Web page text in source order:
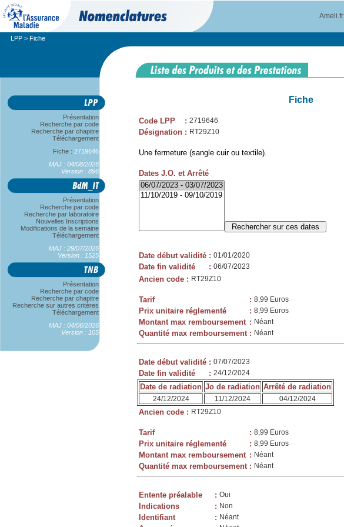
Ameli.fr
LPP > Fiche
Présentation
Recherche par code
Recherche par chapitre
Téléchargement
Fiche : 2719646
MAJ : 04/08/2026
Version : 896
Présentation
Recherche par code
Recherche par laboratoire
Nouvelles Inscriptions
Modifications de la semaine
Téléchargement
MAJ : 29/07/2026
Version : 1525
Présentation
Recherche par code
Recherche par chapitre
Recherche sur autres critères
Téléchargement
MAJ : 04/06/2026
Version : 105
Fiche
Code LPP : 2719646
Désignation : RT29Z10
Une fermeture (sangle cuir ou textile).
Dates J.O. et Arrêté
Date début validité : 01/01/2020
Date fin validité : 06/07/2023
Ancien code : RT29Z10
Tarif : 8,99 Euros
Prix unitaire réglementé : 8,99 Euros
Montant max remboursement : Néant
Quantité max remboursement : Néant
Date début validité : 07/07/2023
Date fin validité : 24/12/2024
Date de radiation Jo de radiation Arrêté de radiation
24/12/2024 11/12/2024 04/12/2024
Ancien code : RT29Z10
Tarif : 8,99 Euros
Prix unitaire réglementé : 8,99 Euros
Montant max remboursement : Néant
Quantité max remboursement : Néant
Entente préalable : Oui
Indications : Non
Identifiant : Néant